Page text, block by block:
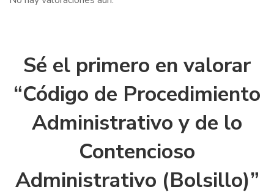
Sé el primero en valorar
“Código de Procedimiento
Administrativo y de lo
Contencioso
Administrativo (Bolsillo)”